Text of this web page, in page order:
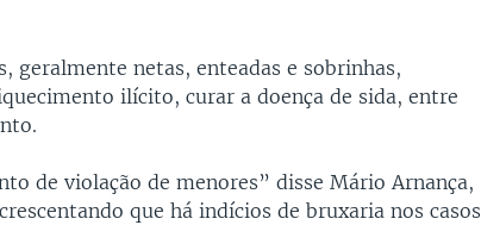
geralmente netas, enteadas e sobrinhas,
ilícito, curar a doença de sida, entre
de violação de menores” disse Mário Arnança,
que há indícios de bruxaria nos casos